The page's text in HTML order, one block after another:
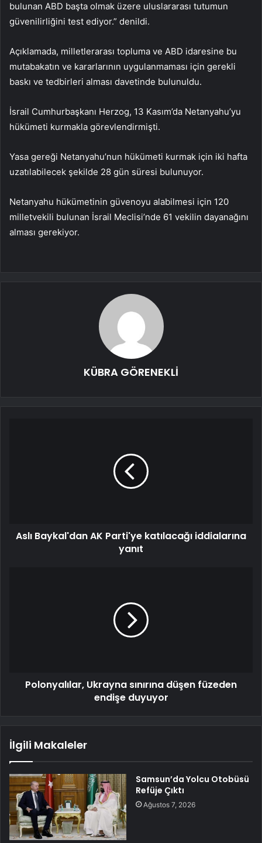
bulunan ABD başta olmak üzere uluslararası tutumun
güvenilirliğini test ediyor.” denildi.
Açıklamada, milletlerarası topluma ve ABD idaresine bu
mutabakatın ve kararlarının uygulanmaması için gerekli
baskı ve tedbirleri alması davetinde bulunuldu.
İsrail Cumhurbaşkanı Herzog, 13 Kasım’da Netanyahu’yu
hükümeti kurmakla görevlendirmişti.
Yasa gereği Netanyahu’nun hükümeti kurmak için iki hafta
uzatılabilecek şekilde 28 gün süresi bulunuyor.
Netanyahu hükümetinin güvenoyu alabilmesi için 120
milletvekili bulunan İsrail Meclisi’nde 61 vekilin dayanağını
alması gerekiyor.
KÜBRA GÖRENEKLİ
Aslı Baykal'dan AK Parti'ye katılacağı iddialarına
yanıt
Polonyalılar, Ukrayna sınırına düşen füzeden
endişe duyuyor
İlgili Makaleler
Samsun’da Yolcu Otobüsü
Refüje Çıktı
Ağustos 7, 2026